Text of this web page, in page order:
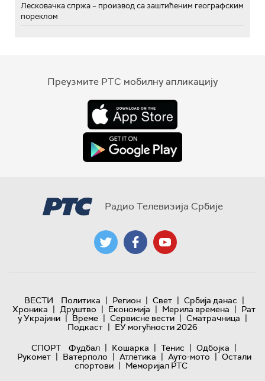
Лесковачка спржа – производ са заштићеним географским
пореклом
Преузмите РТС мобилну апликацију
Радио Телевизија Србије
ВЕСТИ Политика | Регион | Свет | Србија данас |
Хроника | Друштво | Економија | Мерила времена | Рат
у Украјини | Време | Сервисне вести | Сматрачница |
Подкаст | ЕУ могућности 2026
СПОРТ
Фудбал | Кошарка | Тенис | Одбојка |
Рукомет | Ватерполо | Атлетика | Ауто-мото | Остали
спортови | Меморијал РТС